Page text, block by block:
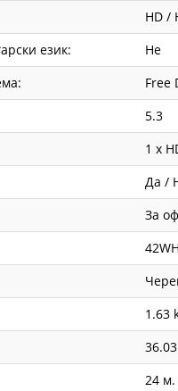
HD /
език:
Не
Free
5.3
1 x
Да /
За
1.63
24